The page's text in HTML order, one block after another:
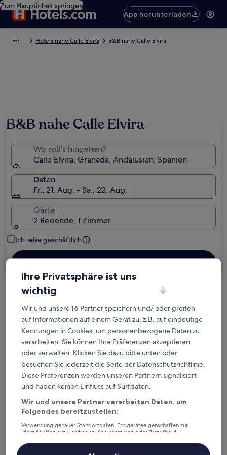
Zum Hauptinhalt springen
App herunterladen
Hotels nahe Calle Elvira B&B nahe Calle Elvira
B&B nahe Calle Elvira
Wo soll’s hingehen?
Calle Elvira, Granada, Andalusien, Spanien
Daten
Fr., 21. Aug. - Sa., 22. Aug.
Gäste
2 Reisende, 1 Zimmer
Ich reise geschäftlich
Suchen
Planänderungen
Verdiene Prämien für jede
wahrgenommene Übernachtung
Mehr sparen mit Preisen für Mitglieder
Überprüfe die Preise für diese Daten
Ihre Privatsphäre ist uns
wichtig
Wir und unsere16 Partner speichern und/ oder greifen
auf Informationen auf einem Gerät zu, z.B. auf eindeutige
Kennungen in Cookies, um personenbezogene Daten zu
verarbeiten. Sie können Ihre Präferenzen akzeptieren
oder verwalten. Klicken Sie dazu bitte unten oder
besuchen Sie jederzeit die Seite der Datenschutzrichtlinie.
Diese Präferenzen werden unseren Partnern signalisiert
und haben keinen Einfluss auf Surfdaten.
Wir und unsere Partner verarbeiten Daten, um
Folgendes bereitzustellen:
Verwendung genauer Standortdaten. Endgeräteeigenschaften zur
Identifikation aktiv abfragen. Speichern von oder Zugriff auf
Inhalte, Messung von Werbeleistung und der Performance von Inhalten,
Zielgruppenforschung sowie Entwicklung und Verbesserung von